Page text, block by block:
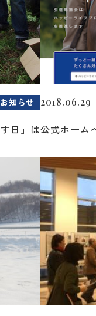
お知らせ
日」は
2018.06.29
公式ホーム